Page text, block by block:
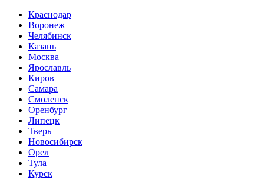
Краснодар
Воронеж
Челябинск
Казань
Москва
Ярославль
Киров
Самара
Смоленск
Оренбург
Липецк
Тверь
Новосибирск
Орел
Тула
Курск